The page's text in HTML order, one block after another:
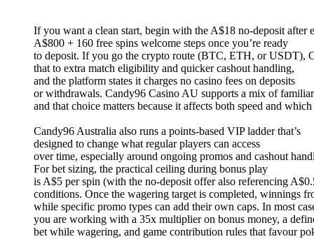
If you want a clean start, begin with the A$18 no-deposit after
A$800 + 160 free spins welcome steps once you’re ready
to deposit. If you go the crypto route (BTC, ETH, or USDT),
that to extra match eligibility and quicker cashout handling,
and the platform states it charges no casino fees on deposits
or withdrawals. Candy96 Casino AU supports a mix of
and that choice matters because it affects both speed and
Candy96 Australia also runs a points-based VIP ladder that’s
designed to change what regular players can access
over time, especially around ongoing promos and cashout
For bet sizing, the practical ceiling during bonus play
is A$5 per spin (with the no-deposit offer also referencing
conditions. Once the wagering target is completed, winnings
while specific promo types can add their own caps. In most
you are working with a 35x multiplier on bonus money, a
bet while wagering, and game contribution rules that favour